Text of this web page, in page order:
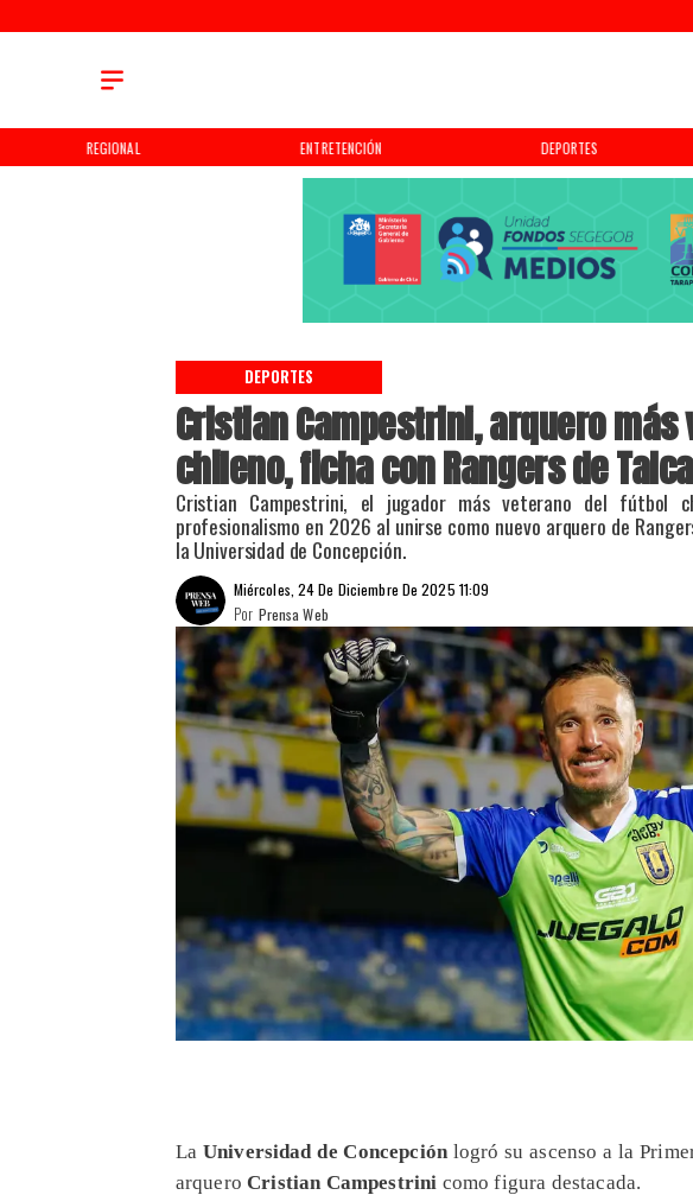
REGIONAL ENTRETENCIÓN DEPORTES
Cristian Campestrini, arquero
chileno, ficha con Rangers de Talca
Cristian Campestrini, el jugador más veterano del fútbol
profesionalismo en 2026 al unirse como nuevo arquero de
la Universidad de Concepción.
DEPORTES
Miércoles, 24 De Diciembre De 2025 11:09
Prensa Web
Por
La Universidad de Concepción logró su ascenso a la
arqueroCristian Campestrini como figura destacada.